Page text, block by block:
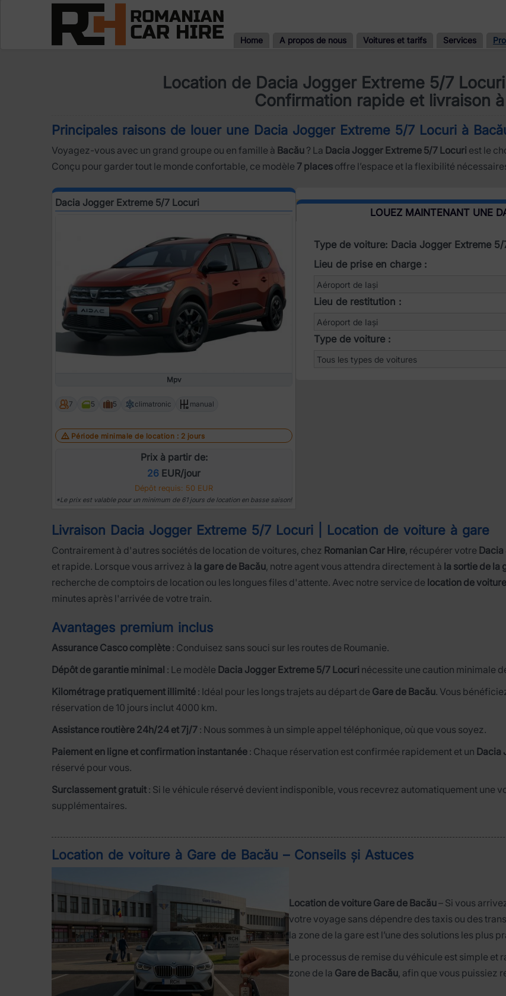
Home A propos de nous Voitures et tarifs Services
Location de Dacia Jogger Extreme 5/7
Confirmation rapide et livraison
Principales raisons de louer une Dacia Jogger Extreme 5/7 Locuri à
Voyagez-vous avec un grand groupe ou en famille à Bacău ? La Dacia Jogger Extreme 5/7 Locuri est le
Conçu pour garder tout le monde confortable, ce modèle 7 places offre l’espace et la flexibilité
Dacia Jogger Extreme 5/7 Locuri
Mpv
7 5 5 climatronic manual
Période minimale de location : 2 jours
Prix à partir de:
26 EUR/jour
Dépôt requis: 50 EUR
*Le prix est valable pour un minimum de 61 jours de location en basse saison!
LOUEZ MAINTENANT UNE
Type de voiture: Dacia Jogger Extreme
Lieu de prise en charge :
Lieu de restitution :
Type de voiture :
Livraison Dacia Jogger Extreme 5/7 Locuri | Location de voiture à gare
Contrairement à d'autres sociétés de location de voitures, chez Romanian Car Hire, récupérer votre
et rapide. Lorsque vous arrivez à la gare de Bacău, notre agent vous attendra directement à la sortie de la
recherche de comptoirs de location ou les longues files d'attente. Avec notre service de location de
minutes après l'arrivée de votre train.
Avantages premium inclus
Assurance Casco complète : Conduisez sans souci sur les routes de Roumanie.
Dépôt de garantie minimal : Le modèle Dacia Jogger Extreme 5/7 Locuri nécessite une caution minimale
Kilométrage pratiquement illimité : Idéal pour les longs trajets au départ de Gare de Bacău. Vous
réservation de 10 jours inclut 4000 km.
Assistance routière 24h/24 et 7j/7 : Nous sommes à un simple appel téléphonique, où que vous soyez.
Paiement en ligne et confirmation instantanée : Chaque réservation est confirmée rapidement et un Dacia
réservé pour vous.
Surclassement gratuit : Si le véhicule réservé devient indisponible, vous recevrez automatiquement une
supplémentaires.
Location de voiture à Gare de Bacău – Conseils și Astuces
Location de voiture Gare de Bacău– Si vous
votre voyage sans dépendre des taxis ou des
la zone de la gare est l’une des solutions les plus
Le processus de remise du véhicule est simple et
zone de la Gare de Bacău, afin que vous puissiez